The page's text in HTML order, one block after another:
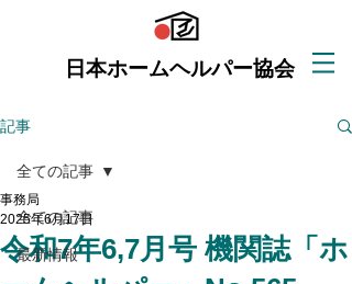
日本ホームヘルパー協会
記事
全ての記事
最新情報
全ての記事
令和7年6,7月号 機関誌「ホ
事務局
2025年6月17日